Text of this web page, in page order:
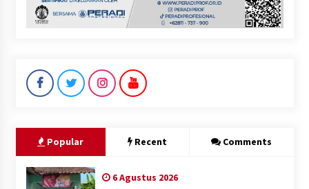
Popular Recent Comments
6 Agustus 2026